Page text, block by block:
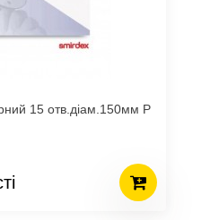
15 отв.діам.150мм Р